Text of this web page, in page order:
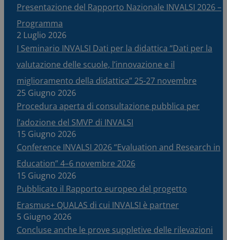
Presentazione del Rapporto Nazionale INVALSI 2026 –
Programma
2 Luglio 2026
I Seminario INVALSI Dati per la didattica “Dati per la
valutazione delle scuole, l’innovazione e il
miglioramento della didattica” 25-27 novembre
25 Giugno 2026
Procedura aperta di consultazione pubblica per
l’adozione del SMVP di INVALSI
15 Giugno 2026
Conference INVALSI 2026 “Evaluation and Research in
Education” 4–6 novembre 2026
15 Giugno 2026
Pubblicato il Rapporto europeo del progetto
Erasmus+ QUALAS di cui INVALSI è partner
5 Giugno 2026
Concluse anche le prove suppletive delle rilevazioni